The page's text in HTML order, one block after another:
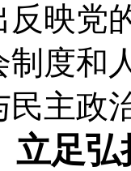
反映党
制度和
民主政
立足